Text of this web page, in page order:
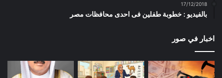
17/12/2018
بالفيديو : خطوبة طفلين فى احدى محافظات مصر
اخبار في صور